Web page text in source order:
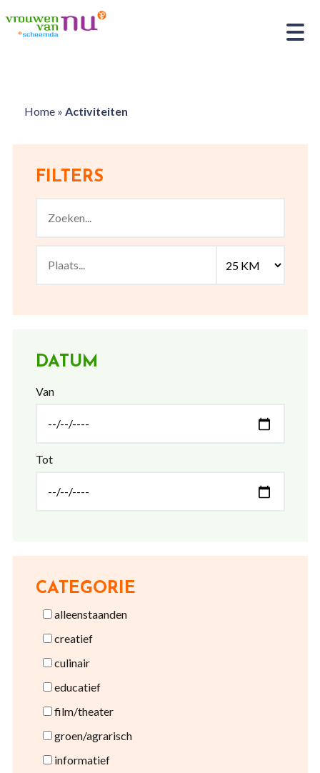
Home» Activiteiten
FILTERS
DATUM
Van
Tot
CATEGORIE
alleenstaanden
creatief
culinair
educatief
film/theater
groen/agrarisch
informatief